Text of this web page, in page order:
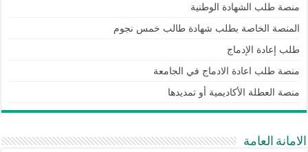
منصة طلب الشهادة الوطنية
المنصة الخاصة بطلب شهادة طالب خمس نجوم
طلب إعادة الإدماج
منصة طلب اعادة الادماج في الجامعة
منصة العطلة الأكاديمية أو تمديدها
الامانة العامة